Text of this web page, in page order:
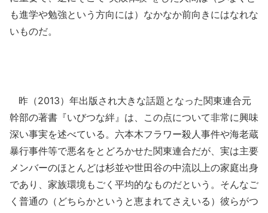
も進学や勉強という方向には）なかなか前向きにはなれな
いものだ。
昨（2013）年出版され大きな話題となった関東連合元
幹部の著書『いびつな絆』は、この点について非常に興味
深い事実を述べている。六本木フラワー殺人事件や海老蔵
暴行事件等で悪名をとどろかせた関東連合だが、実は主要
メンバーのほとんどは杉並や世田谷の中流以上の家庭出身
であり、家族環境もごく平均的なものだという。そんなご
く普通の（どちらかというと恵まれてさえいる）彼らがつ